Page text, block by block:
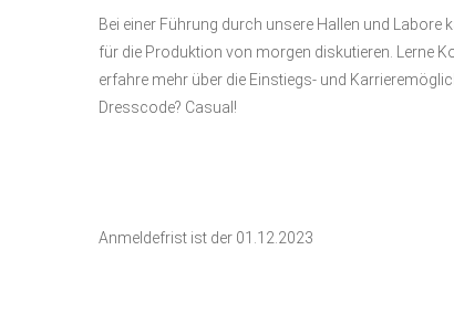
Bei einer Führung durch unsere Hallen und Labore
für die Produktion von morgen diskutieren. Lerne
erfahre mehr über die Einstiegs- und
Dresscode? Casual!
Anmeldefrist ist der 01.12.2023